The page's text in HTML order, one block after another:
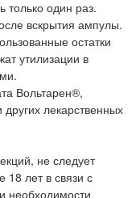
только один раз.
вскрытия ампулы.
остатки
утилизации в
Вольтарен®,
лекарственных
не следует
18 лет в связи с
необходимости